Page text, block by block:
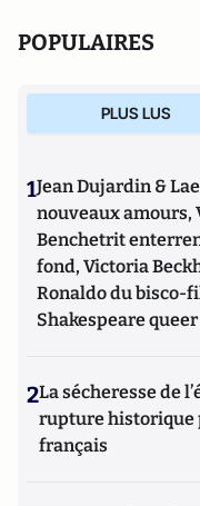
POPULAIRES
PLUS LUS
1Jean Dujardin &
nouveaux amours,
Benchetrit
fond, Victoria
Ronaldo du bisco-
Shakespeare queer
2La sécheresse de
rupture historique
français